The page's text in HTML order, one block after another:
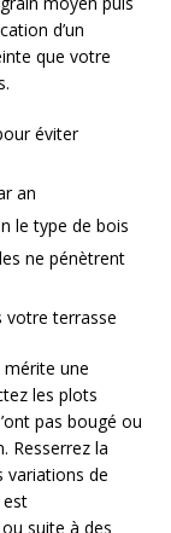
d’un
que votre
éviter
an
le type de bois
ne pénètrent
votre terrasse
une
les plots
pas bougé ou
Resserrez la
variations de
est
suite à des